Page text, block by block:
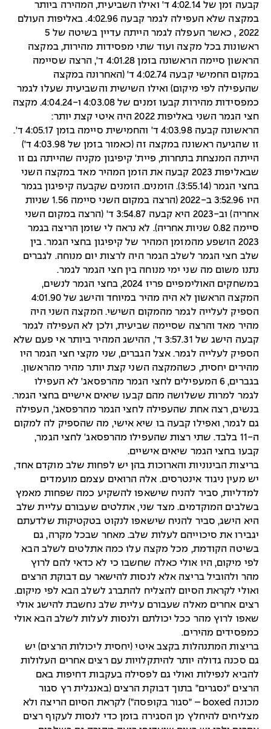
קבעה זמן של 4:02.14 ד' ואילו השביעית, המהירה ביותר
במקצה שלא העפילה לגמר קבעה 4:02.96. באליפות העולם
2022 , כאשר העפלה לגמר הייתה עדיין בשיטה של 5
ראשונות בכל מקצה ועוד שתי מפסידות מהירות, במקצה
הראשון סיימה הראשונה בזמן 4:01.28 ד', הרצה שסיימה
במקום החמישי קבעה 4:02.74 ד' (האחרונה במקצה
שהעפילה לפי מיקום) ואילו השישית והשביעית שעלו לגמר
כמפסידות מהירות קבעו זמנים של 4:03.08 ו-4:04.24. מקצה
חצי הגמר השני באליפות 2022 היה איטי קצת יותר:
הראשונה קבעה 4:03.98 ד' והחמישית סיימה בזמן 4:05.17 ד'.
זו שהגיעה ראשונה במקצה זה (כאמור בזמן של 4:03.98 ד')
הייתה המנצחת בתחרות, פיית' קיפיגון מקניה שהייתה גם זו
שבאליפות 2023 קבעה את הזמן המהיר מאד במקצה השני
בחצי הגמר (3:55.14). הזמנים. הזמנים שקבעה קיפיגון בגמר
היו 3:52.96 ב-2022 (הרצה במקום השני סיימה 1.56 שניות
אחריה) וב-2023 היא קבעה 3:54.87 ד' (הרצה במקום השני
סיימה 0.82 שניות אחריה). לא נראה לי שזמן הריצה בגמר
2023 הושפע מהמזמן המהיר של קיפיגון בחצי הגמר. בין
שלב חצי הגמר לשלב הגמר היה לרצות יום מנוחה. לגברים
נתנו משום מה שני ימי מנוחה בין חצי הגמר לגמר.
במשחקים האולימפיים פריז 2024, בחצי הגמר לנשים,
המקצה הראשון לא היה מהיר במיוחד והישג של 4:01.90
הספיק לעלייה לגמר מהמקום השישי. המקצה השני היה
מהיר מאד והרצה שסיימה שביעית, ולכן לא העפילה לגמר
קבעה הישג של 3:57.31 ד', ההישג המהיר ביותר אי פעם שלא
הספיק לעלייה לגמר. אצל הגברים, שני מקצי חצי הגמר היו
מהירים יחסית, כשהמקצה השני קצת יותר מהיר מהראשון.
בגברים, 6 המעפילים לחצי הגמר מהרפסאג' לא העפילו
לגמר למרות ששלושה מהם קבעו שיאים אישיים בחצי הגמר.
בנשים, רצה אחת שהעפילה לחצי הגמר מהרפסאג', העפילה
גם לגמר, ואפילו קבעה בו שיא אישי, מה שהספיק לה למקום
ה-11 בלבד. שתי רצות שהעפילו מהרפסאג' לחצי הגמר,
קבעו בחצי הגמר שיאים אישיים.
בריצות הבינוניות והארוכות בהן יש לפחות שלב מוקדם אחד,
יש מעין ניגוד אינטרסים. אלה הרואים עצמם מועמדים
למדליות, סביר להניח שישאפו להשקיע כמה שפחות מאמץ
בשלבים המוקדמים. מצד שני, אתלטים שעבורם עליית שלב
היא הישג, סביר להניח שישאפו לנקוט בטקטיקות שלדעתם
יגבירו את סיכוייהם לעלות שלב. מאחר שבכל מקרה, גם
בשיטה הקודמת, מכל מקצה עלו כמה אתלטים לשלב הבא
לפי מיקום, היו אולי כאלה שחשבו כי לא כדאי להם לרוץ
מהר ולהוביל בריצה אלא לנסות להישאר עם דבוקת הרצים
ואולי לקראת הסיום להצליח להתברג לשלב הבא לפי מיקום.
רצים אחרים מאלה שעבורם עליית שלב נחשבת להישג אולי
שאפו לרוץ מהר ככל יכולתם ולנסות לעלות לשלב הבא אולי
כמפסידים מהירים.
בריצות המתנהלות בקצב איטי (יחסית ליכולות הרצים) יש
גם סכנה גדולה יותר להיתקלויות עם רצים אחרים העלולות
להביא לנפילות ואולי גם לפסילה בעקבות דחיפות באם
הרצים "נסגרים" בתוך דבוקת הרצים (באנגלית רץ סגור
מכונה boxed – "סגור בקופסה") לקראת הסיום הריצה ולא
מצליחים להיחלץ מן הסגירה בזמן כדי לנסות לעקוף רצים